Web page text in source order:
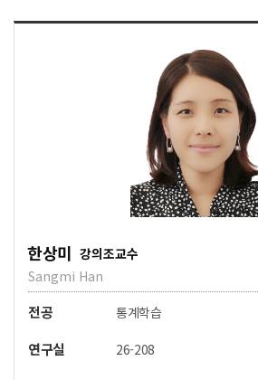
한상미 강의조교수
Sangmi Han
전공 통계학습
연구실 26-208